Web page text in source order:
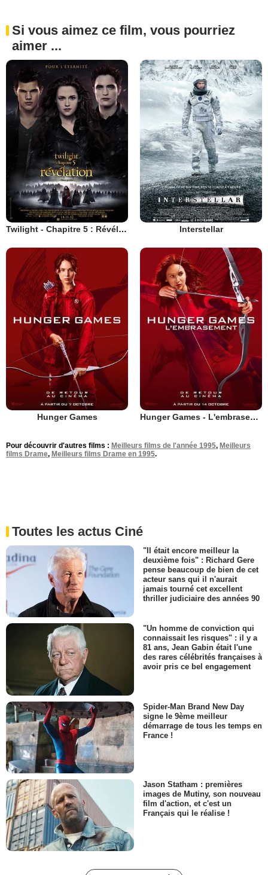
Si vous aimez ce film, vous pourriez
aimer ...
Twilight - Chapitre 5 : Révélation 2e partie Interstellar
Hunger Games Hunger Games - L'embrasement
Pour découvrir d'autres films : Meilleurs films de l'année 1995, Meilleurs
films Drame, Meilleurs films Drame en 1995.
Toutes les actus Ciné
"Il était encore meilleur la
deuxième fois" : Richard Gere
pense beaucoup de bien de cet
acteur sans qui il n'aurait
jamais tourné cet excellent
thriller judiciaire des années 90
"Un homme de conviction qui
connaissait les risques" : il y a
81 ans, Jean Gabin était l'une
des rares célébrités françaises à
avoir pris ce bel engagement
Spider-Man Brand New Day
signe le 9ème meilleur
démarrage de tous les temps en
France !
Jason Statham : premières
images de Mutiny, son nouveau
film d'action, et c'est un
Français qui le réalise !